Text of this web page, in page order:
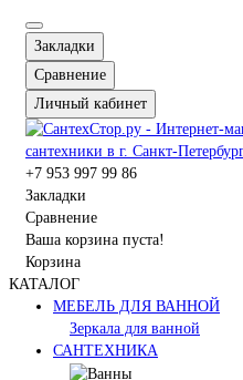
Закладки
Сравнение
Личный кабинет
+7 953 997 99 86
Закладки
Сравнение
Ваша корзина пуста!
Корзина
КАТАЛОГ
МЕБЕЛЬ ДЛЯ ВАННОЙ
Зеркала для ванной
САНТЕХНИКА